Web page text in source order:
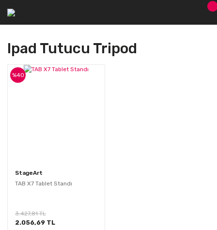
Ipad Tutucu Tripod
StageArt
TAB X7 Tablet Standı
%40
3.427,81 TL
2.056,69 TL